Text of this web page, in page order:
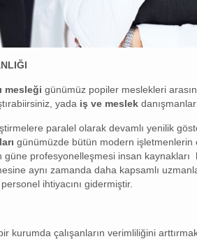
mesleği günümüz popiler meslekleri
yada iş ve meslek
paralel olarak devamlı yenilik
günümüzde bütün modern işletmenlerin
güne profesyonelleşmesi insan
aynı zamanda daha kapsamlı
ihtiyacını gidermiştir.
kurumda çalışanların verimliliğini